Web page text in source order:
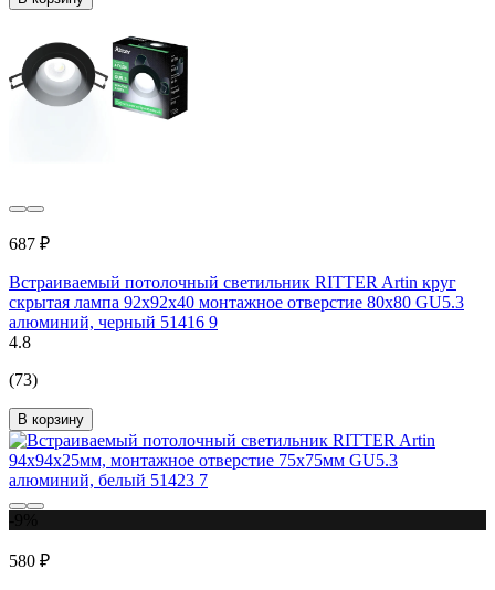
687 ₽
Встраиваемый потолочный светильник RITTER Artin круг
скрытая лампа 92x92x40 монтажное отверстие 80x80 GU5.3
алюминий, черный 51416 9
4.8
(73)
В корзину
580 ₽